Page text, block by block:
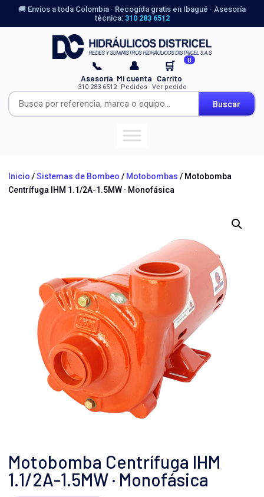
🚚 Envíos a toda Colombia · Recogida gratis en Ibagué · Asesoría
técnica: 310 283 6512
Buscar
📞
Asesoría
310 283 6512
👤
Mi cuenta
Pedidos
🛒 0
Carrito
Ver pedido
Inicio /Sistemas de Bombeo / Motobombas / Motobomba
Centrífuga IHM 1.1/2A-1.5MW · Monofásica
Motobomba Centrífuga IHM
1.1/2A-1.5MW · Monofásica